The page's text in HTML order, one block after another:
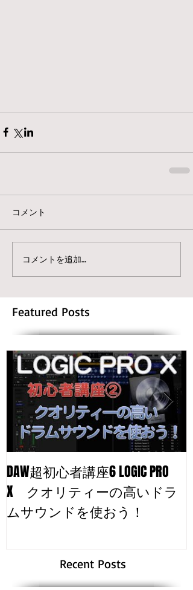
コメント
コメントを追加…
Featured Posts
DAW超初心者講座6 LOGIC PRO
X クオリティーの高いドラ
ムサウンドを使おう！
Recent Posts